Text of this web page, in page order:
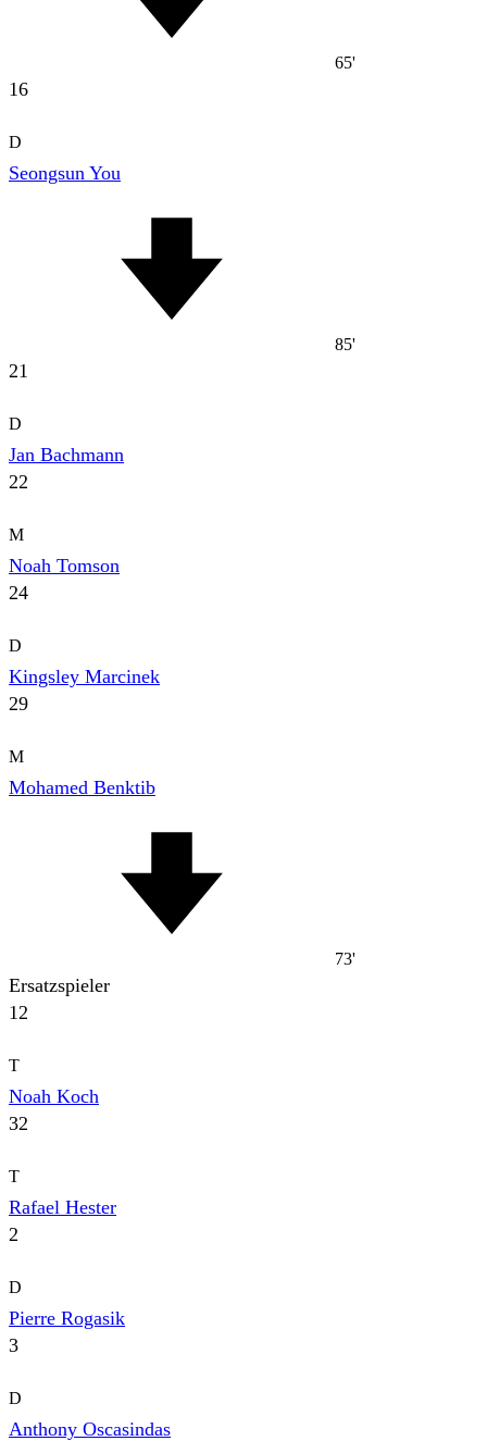
65'
16
D
Seongsun You
85'
21
D
Jan Bachmann
22
M
Noah Tomson
24
D
Kingsley Marcinek
29
M
Mohamed Benktib
73'
Ersatzspieler
12
T
Noah Koch
32
T
Rafael Hester
2
D
Pierre Rogasik
3
D
Anthony Oscasindas